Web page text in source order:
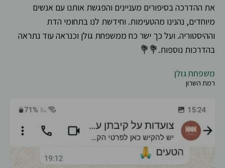
את ההדרכה בסיפורים מעניינים והפגשת אותנו עם אנשים
מיוחדים, נהנינו מהטעימות. וחידשת לנו בתחומי הדת
וההיסטוריה. ועל כך ישר כח ממשפחת גולן וכנראה עוד נתראה
בהדרכות נוספות.💐💐
משפחת גולן
רמת השרון